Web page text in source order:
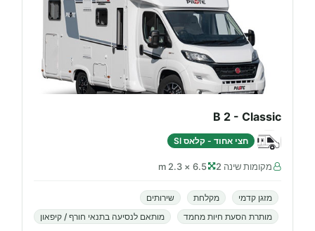
B 2 - Classic
חצי אחוד - קלאס SI
מקומות שינה 2 6.5 × 2.3 m
מזגן קדמי מקלחת
שירותים
מותרת הסעת חיות מחמד
מותאם לנסיעה בתנאי חורף / קיפאון